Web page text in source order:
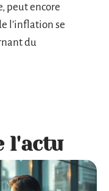
peut encore
l’inflation se
du
l'actu